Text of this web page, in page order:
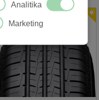
Analitika
Marketing